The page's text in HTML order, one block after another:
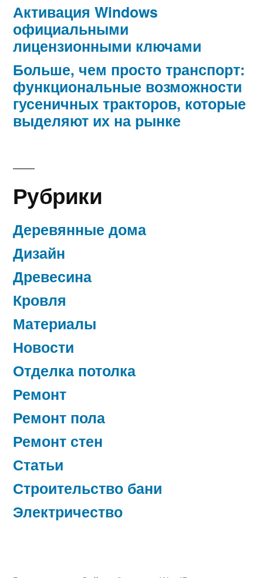
Активация Windows
официальными
лицензионными ключами
Больше, чем просто транспорт:
функциональные возможности
гусеничных тракторов, которые
выделяют их на рынке
Рубрики
Деревянные дома
Дизайн
Древесина
Кровля
Материалы
Новости
Отделка потолка
Ремонт
Ремонт пола
Ремонт стен
Статьи
Строительство бани
Электричество